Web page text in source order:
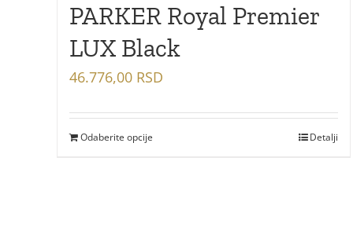
PARKER Royal Premier
LUX Black
46.776,00 RSD
Odaberite opcije Detalji